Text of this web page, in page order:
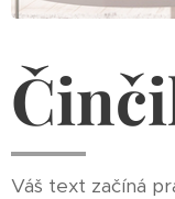
Váš text začíná